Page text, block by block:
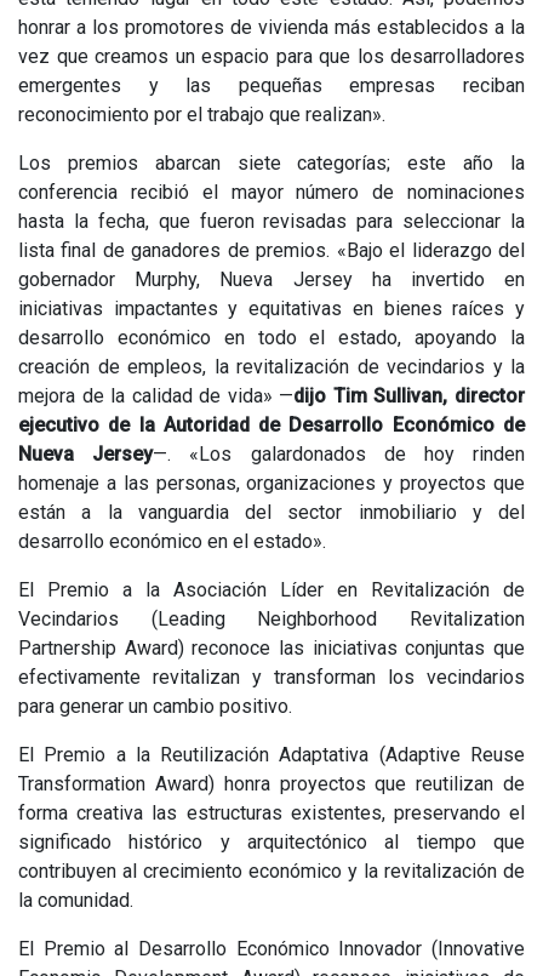
honrar a los promotores de vivienda más establecidos a la
vez que creamos un espacio para que los desarrolladores
emergentes y las pequeñas empresas reciban
reconocimiento por el trabajo que realizan».
Los premios abarcan siete categorías; este año la
conferencia recibió el mayor número de nominaciones
hasta la fecha, que fueron revisadas para seleccionar la
lista final de ganadores de premios. «Bajo el liderazgo del
gobernador Murphy, Nueva Jersey ha invertido en
iniciativas impactantes y equitativas en bienes raíces y
desarrollo económico en todo el estado, apoyando la
creación de empleos, la revitalización de vecindarios y la
mejora de la calidad de vida» —dijo Tim Sullivan, director
ejecutivo de la Autoridad de Desarrollo Económico de
Nueva Jersey—. «Los galardonados de hoy rinden
homenaje a las personas, organizaciones y proyectos que
están a la vanguardia del sector inmobiliario y del
desarrollo económico en el estado».
El Premio a la Asociación Líder en Revitalización de
Vecindarios (Leading Neighborhood Revitalization
Partnership Award) reconoce las iniciativas conjuntas que
efectivamente revitalizan y transforman los vecindarios
para generar un cambio positivo.
El Premio a la Reutilización Adaptativa (Adaptive Reuse
Transformation Award) honra proyectos que reutilizan de
forma creativa las estructuras existentes, preservando el
significado histórico y arquitectónico al tiempo que
contribuyen al crecimiento económico y la revitalización de
la comunidad.
El Premio al Desarrollo Económico Innovador (Innovative